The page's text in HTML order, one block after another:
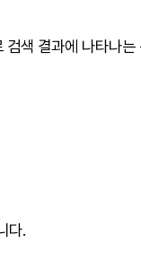
색 결과에 나타나
다.